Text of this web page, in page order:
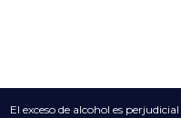
El exceso de alcohol es